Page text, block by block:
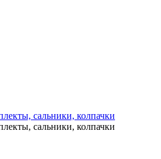
сальники, колпачки
сальники, колпачки